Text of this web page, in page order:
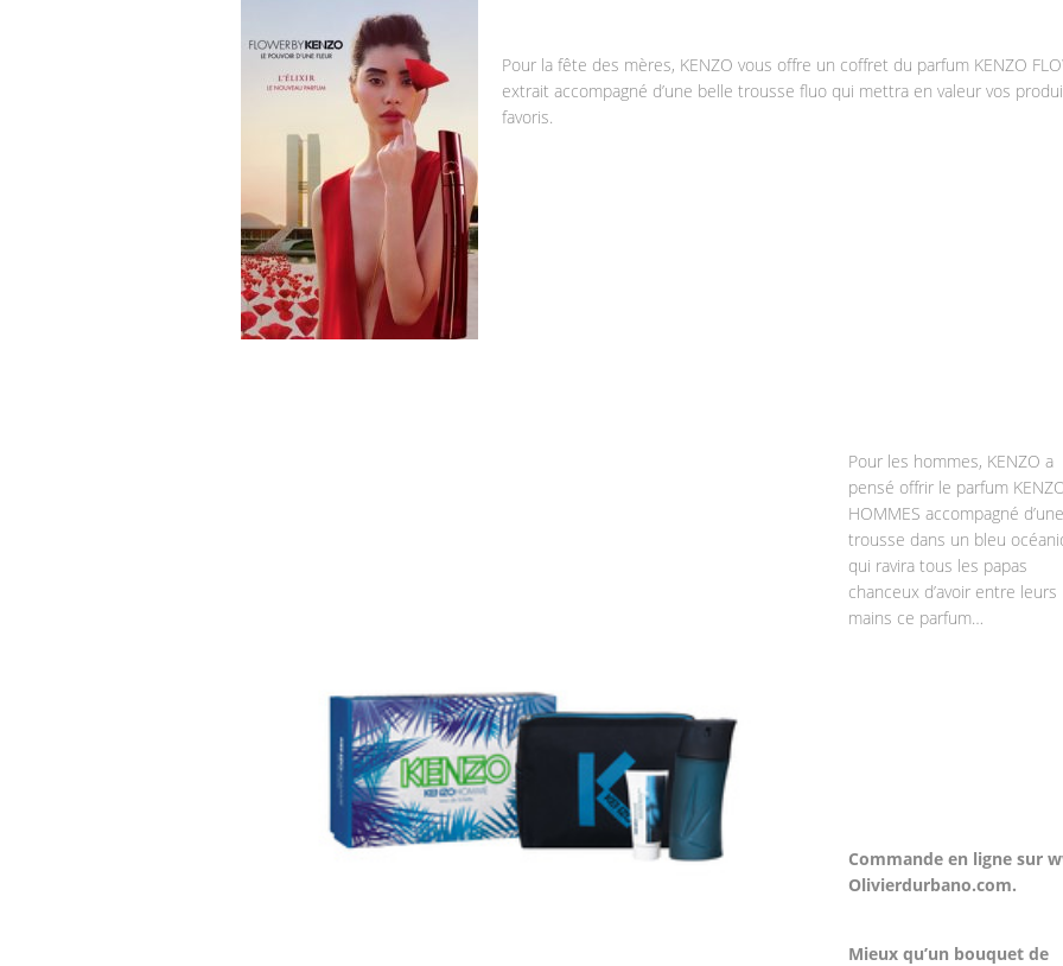
Pour la fête des mères, KENZO vous offre un coffret du parfum KENZO
extrait accompagné d’une belle trousse fluo qui mettra en valeur vos
favoris.
Pour les hommes, KENZO a
pensé offrir le parfum
HOMMES accompagné d’une
trousse dans un bleu
qui ravira tous les papas
chanceux d’avoir entre leurs
mains ce parfum…
Commande en ligne sur
Olivierdurbano.com.
Mieux qu’un bouquet de